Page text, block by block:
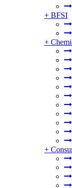
+ BFSI
+
+